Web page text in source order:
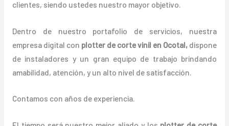
clientes, siendo ustedes nuestro mayor objetivo.
Dentro de nuestro portafolio de servicios, nuestra
empresa digital con plotter de corte vinil en Ocotal, dispone
de instaladores y un gran equipo de trabajo brindando
amabilidad, atención, y un alto nivel de satisfacción.
Contamos con años de experiencia.